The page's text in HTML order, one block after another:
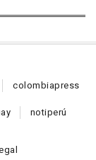
colombiapress
notiperú